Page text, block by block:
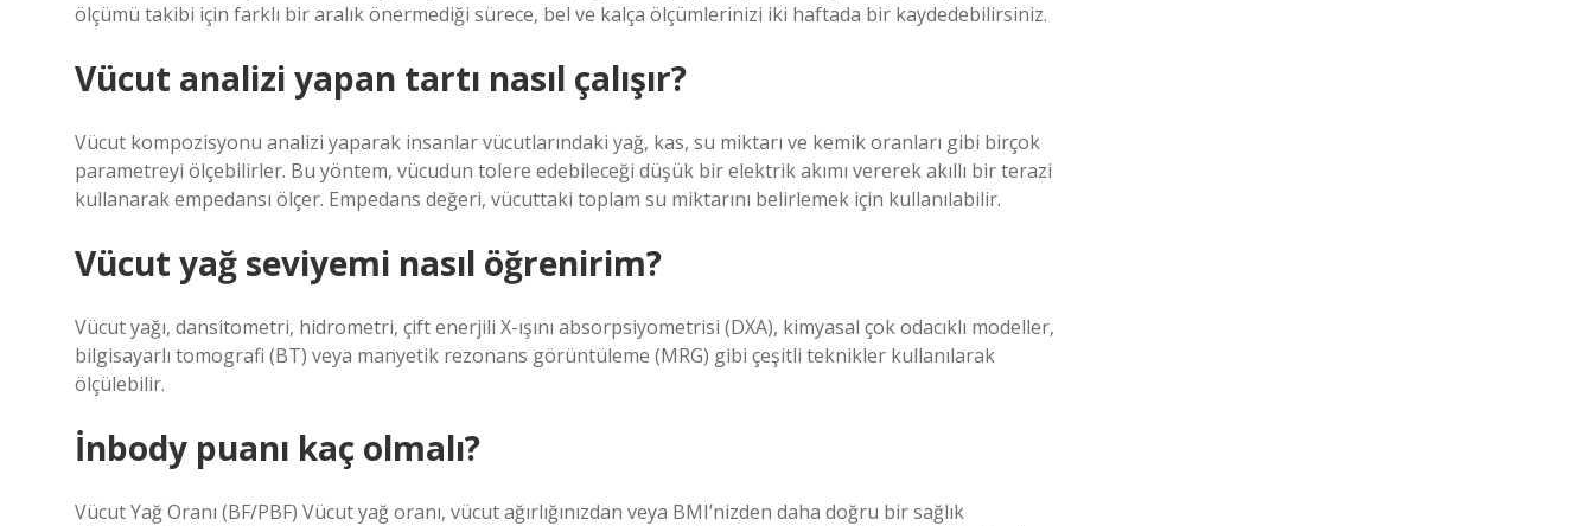
ölçümü takibi için farklı bir aralık önermediği sürece, bel ve kalça ölçümlerinizi iki haftada bir kaydedebilirsiniz.
Vücut analizi yapan tartı nasıl çalışır?
Vücut kompozisyonu analizi yaparak insanlar vücutlarındaki yağ, kas, su miktarı ve kemik oranları gibi birçok
parametreyi ölçebilirler. Bu yöntem, vücudun tolere edebileceği düşük bir elektrik akımı vererek akıllı bir terazi
kullanarak empedansı ölçer. Empedans değeri, vücuttaki toplam su miktarını belirlemek için kullanılabilir.
Vücut yağ seviyemi nasıl öğrenirim?
Vücut yağı, dansitometri, hidrometri, çift enerjili X-ışını absorpsiyometrisi (DXA), kimyasal çok odacıklı modeller,
bilgisayarlı tomografi (BT) veya manyetik rezonans görüntüleme (MRG) gibi çeşitli teknikler kullanılarak
ölçülebilir.
İnbody puanı kaç olmalı?
Vücut Yağ Oranı (BF/PBF) Vücut yağ oranı, vücut ağırlığınızdan veya BMI’nizden daha doğru bir sağlık